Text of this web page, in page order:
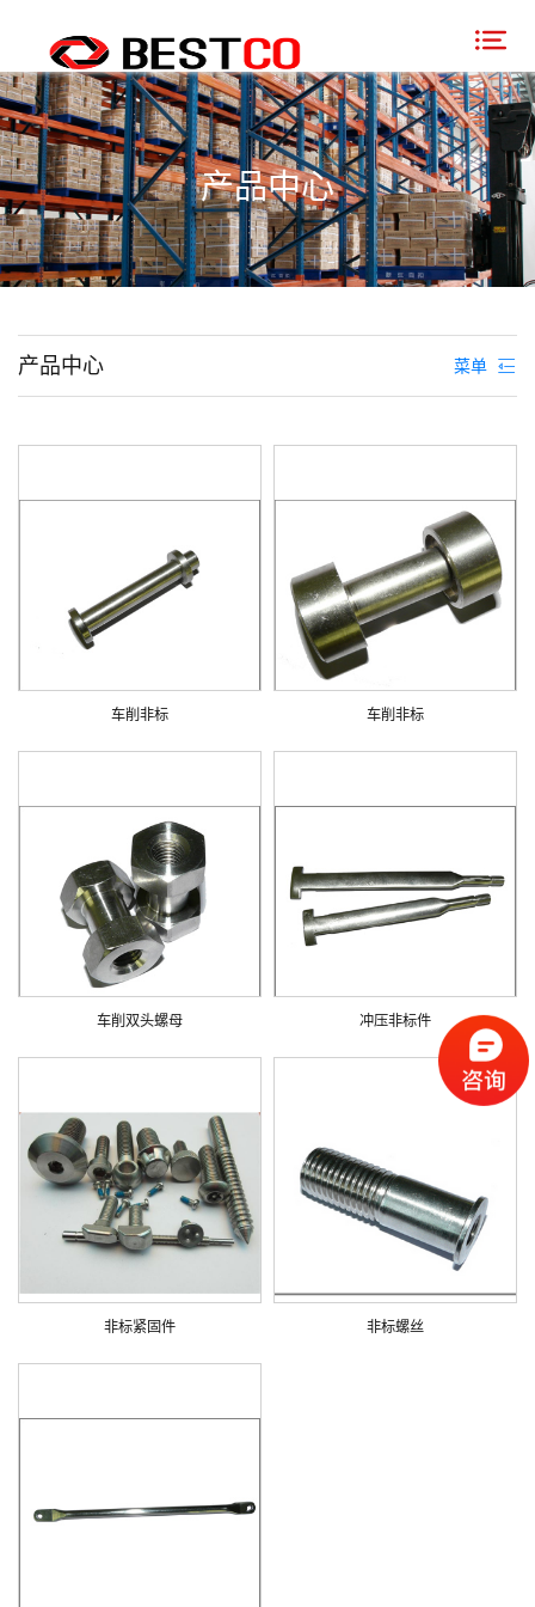
产品中心
菜单
产品中心
车削非标 车削非标
车削双头螺母 冲压非标件
非标紧固件 非标螺丝